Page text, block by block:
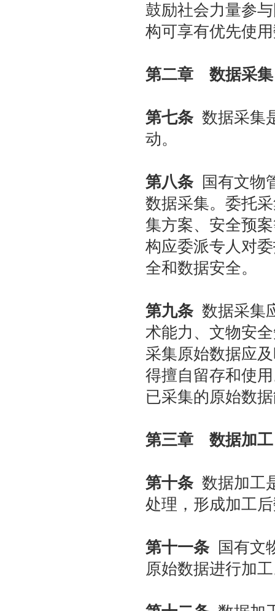
鼓励社会力量参
构可享有优先使
第二章 数据采集
第七条 数据采集
动。
第八条 国有文物
数据采集。委托
集方案、安全预
构应委派专人对
全和数据安全。
第九条 数据采集
术能力、文物安
采集原始数据应
得擅自留存和使
已采集的原始数
第三章 数据加工
第十条 数据加工
处理，形成加工
第十一条 国有文
原始数据进行加